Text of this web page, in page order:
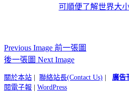
可順便了解世界大小
Previous Image 前一張圖
後一張圖 Next Image
關於本站 聯絡站長(Contact Us) 廣告
閱電子報
WordPress